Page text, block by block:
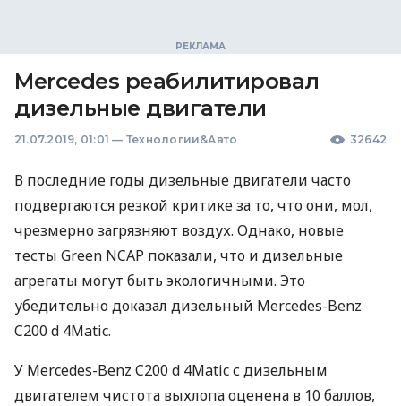
Mercedes реабилитировал
дизельные двигатели
21.07.2019, 01:01 — Технологии&Авто 32642
В последние годы дизельные двигатели часто
подвергаются резкой критике за то, что они, мол,
чрезмерно загрязняют воздух. Однако, новые
тесты Green NCAP показали, что и дизельные
агрегаты могут быть экологичными. Это
убедительно доказал дизельный Mercedes-Benz
C200 d 4Matic.
У Mercedes-Benz C200 d 4Matic с дизельным
двигателем чистота выхлопа оценена в 10 баллов,